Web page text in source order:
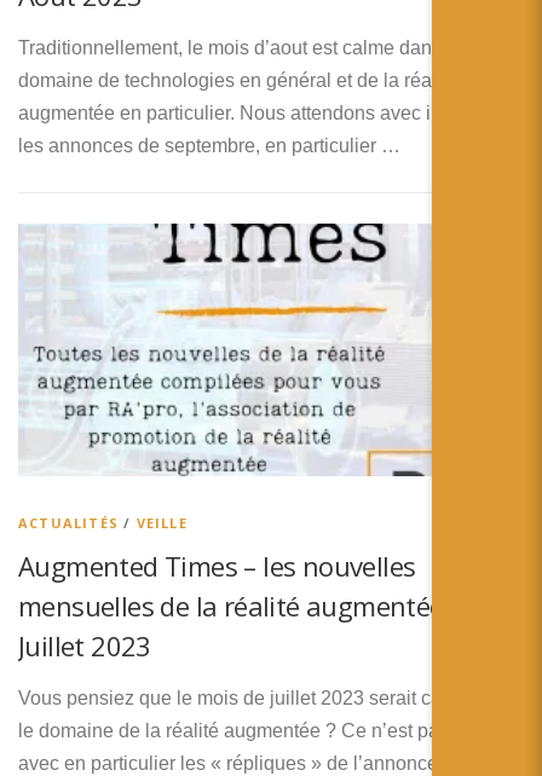
Traditionnellement, le mois d’aout est calme dans le
domaine de technologies en général et de la réalité
augmentée en particulier. Nous attendons avec impatience
les annonces de septembre, en particulier …
ACTUALITÉS / VEILLE
Augmented Times – les nouvelles
mensuelles de la réalité augmentée –
Juillet 2023
Vous pensiez que le mois de juillet 2023 serait calme dans
le domaine de la réalité augmentée ? Ce n’est pas le cas,
avec en particulier les « répliques » de l’annonce …